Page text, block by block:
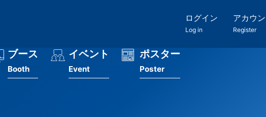
ログイン
Log in
アカウ
Register
ブース
Booth
イベント
Event
ポスター
Poster